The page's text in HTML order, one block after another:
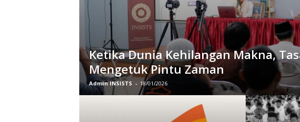
Ketika Dunia Kehilangan Makna,
Mengetuk Pintu Zaman
Admin INSISTS - 18/01/2026